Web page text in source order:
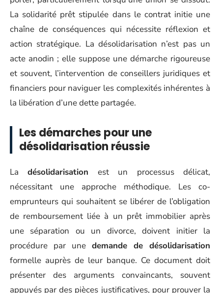
La solidarité prêt stipulée dans le contrat initie une
chaîne de conséquences qui nécessite réflexion et
action stratégique. La désolidarisation n’est pas un
acte anodin ; elle suppose une démarche rigoureuse
et souvent, l’intervention de conseillers juridiques et
financiers pour naviguer les complexités inhérentes à
la libération d’une dette partagée.
Les démarches pour une
désolidarisation réussie
Ladésolidarisation est un processus délicat,
nécessitant une approche méthodique. Les co-
emprunteurs qui souhaitent se libérer de l’obligation
de remboursement liée à un prêt immobilier après
une séparation ou un divorce, doivent initier la
procédure par une demande de désolidarisation
formelle auprès de leur banque. Ce document doit
présenter des arguments convaincants, souvent
appuyés par des pièces justificatives, pour prouver la